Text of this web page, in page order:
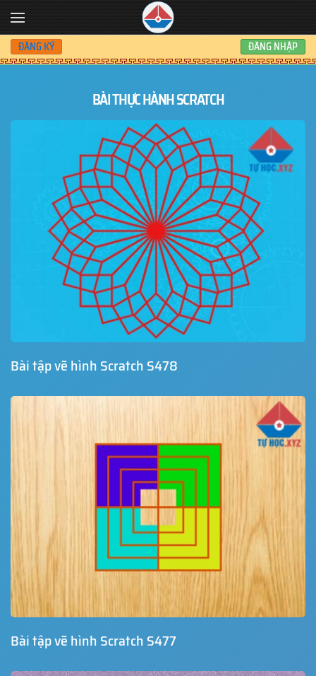
Skip to main content
ĐĂNG KÝ ĐĂNG NHẬP
BÀI THỰC HÀNH SCRATCH
Bài tập vẽ hình Scratch S478
Bài tập vẽ hình Scratch S477